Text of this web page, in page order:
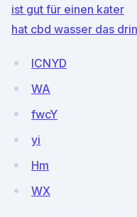
ist gut für einen kater
hat cbd wasser das
ICNYD
WA
fwcY
yi
Hm
WX